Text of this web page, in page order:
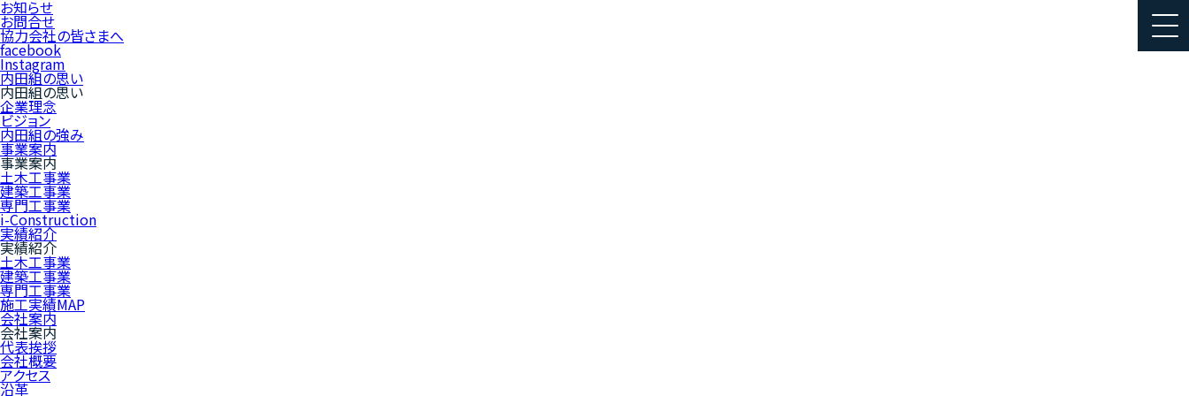
お知らせ
お問合せ
協力会社の皆さまへ
facebook
Instagram
内田組の思い
内田組の思い
企業理念
ビジョン
内田組の強み
事業案内
事業案内
土木工事業
建築工事業
専門工事業
i-Construction
実績紹介
実績紹介
土木工事業
建築工事業
専門工事業
施工実績MAP
会社案内
会社案内
代表挨拶
会社概要
アクセス
沿革